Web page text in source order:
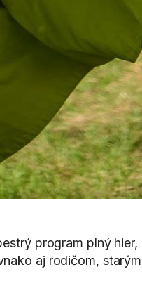
program plný hier,
aj rodičom, starým